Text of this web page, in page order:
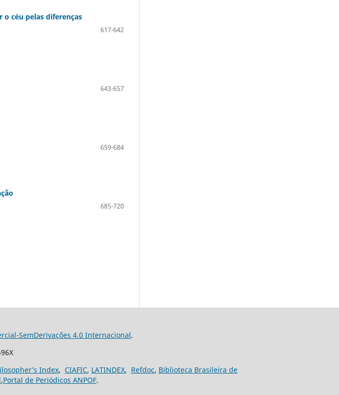
céu pelas diferenças
617-642
643-657
659-684
685-720
SemDerivações 4.0 Internacional.
Index, CIAFIC, LATINDEX, Refdoc, Biblioteca Brasileira de
,Portal de Periódicos ANPOF.